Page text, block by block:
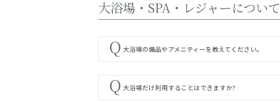
大浴場・SPA・レジャーについて
大浴場の備品やアメニティーを教えてください。
大浴場だけ利用することはできますか?